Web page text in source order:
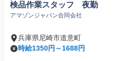
検品作業スタッフ 夜勤
アマゾンジャパン合同会社
兵庫県尼崎市道意町
時給1350円～1688円